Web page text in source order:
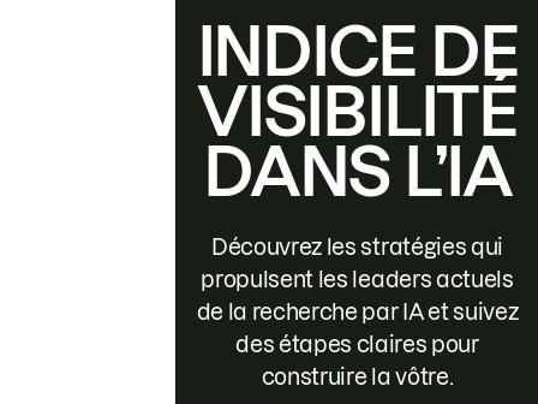
INDICE DE
VISIBILITÉ
DANS L’IA
Découvrez les stratégies qui
propulsent les leaders actuels
de la recherche par IA et suivez
des étapes claires pour
construire la vôtre.